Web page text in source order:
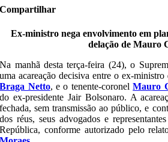
Compartilhar
Ex-ministro nega envolvimento em
delação de Mauro
Na manhã desta terça-feira (24), o
uma acareação decisiva entre o ex-ministro
Braga Netto, e o tenente-coronelMauro
do ex-presidente Jair Bolsonaro. A
fechada, sem transmissão ao público, e
dos réus, seus advogados e
República, conforme autorizado pelo